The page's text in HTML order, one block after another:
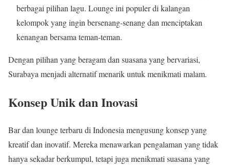
berbagai pilihan lagu. Lounge ini populer di kalangan
kelompok yang ingin bersenang-senang dan menciptakan
kenangan bersama teman-teman.
Dengan pilihan yang beragam dan suasana yang bervariasi,
Surabaya menjadi alternatif menarik untuk menikmati malam.
Konsep Unik dan Inovasi
Bar dan lounge terbaru di Indonesia mengusung konsep yang
kreatif dan inovatif. Mereka menawarkan pengalaman yang tidak
hanya sekadar berkumpul, tetapi juga menikmati suasana yang